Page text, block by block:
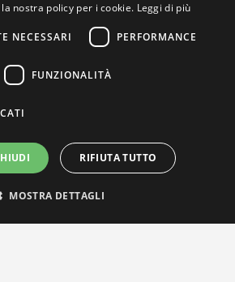
nostra policy per i cookie. Leggi di più
NECESSARI PERFORMANCE
FUNZIONALITÀ
RIFIUTA TUTTO
MOSTRA DETTAGLI